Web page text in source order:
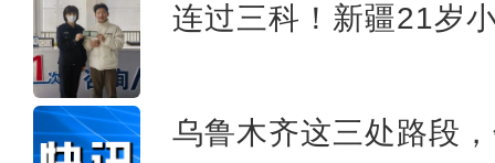
连过三科！新疆21岁
乌鲁木齐这三处路段